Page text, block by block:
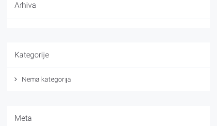
Arhiva
Kategorije
Nema kategorija
Meta